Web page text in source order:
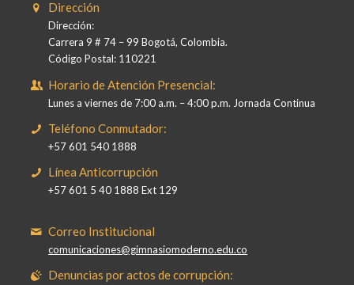
Dirección
Dirección:
Carrera 9 # 74 – 99 Bogotá, Colombia.
Código Postal: 110221
Horario de Atención Presencial:
Lunes a viernes de 7:00 a.m. – 4:00 p.m. Jornada Continua
Teléfono Conmutador:
+57 601 540 1888
Línea Anticorrupción
+57 601 5 40 1888 Ext 129
Correo Institucional
comunicaciones@gimnasiomoderno.edu.co
Denuncias por actos de corrupción: